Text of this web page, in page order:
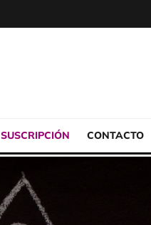
SUSCRIPCIÓN CONTACTO